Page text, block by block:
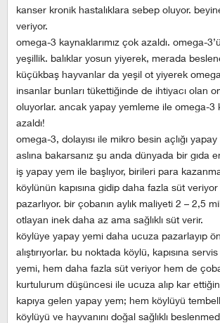
kanser kronik hastalıklara sebep oluyor.
veriyor.
omega-3 kaynaklarımız çok azaldı. omega-
yeşillik. balıklar yosun yiyerek, merada
küçükbaş hayvanlar da yeşil ot yiyerek
insanlar bunları tükettiğinde de ihtiyacı olan
oluyorlar. ancak yapay yemleme ile omega-3
azaldı!
omega-3, dolayısı ile mikro besin açlığı
aslına bakarsanız şu anda dünyada bir gıda
iş yapay yem ile başlıyor, birileri para
köylünün kapısına gidip daha fazla süt
pazarlıyor. bir çobanın aylık maliyeti 2 – 2,5
otlayan inek daha az ama sağlıklı süt verir.
köylüye yapay yemi daha ucuza pazarlayıp
alıştırıyorlar. bu noktada köylü, kapısına
yemi, hem daha fazla süt veriyor hem de
kurtulurum düşüncesi ile ucuza alıp kar
kapıya gelen yapay yem; hem köylüyü
köylüyü ve hayvanını doğal sağlıklı